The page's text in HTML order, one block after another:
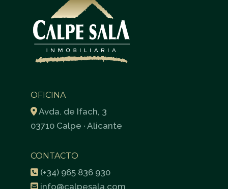
OFICINA
Avda. de Ifach, 3
03710 Calpe · Alicante
CONTACTO
(+34) 965 836 930
info@calpesala.com